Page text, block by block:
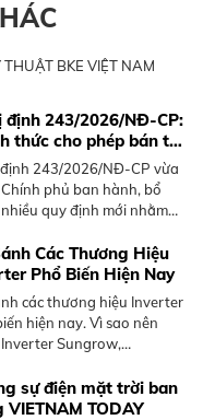
BKE VIỆT NAM
định 243/2026/NĐ-CP:
thức cho phép bán tối
điện mặt trời mái
thừa
243/2026/NĐ-CP vừa
phủ ban hành, bổ
quy định mới nhằm
nổi bật là cơ chế bán
lên lưới.
Các Thương Hiệu
Phổ Biến Hiện Nay
các thương hiệu Inverter
hiện nay. Vì sao nên
Sungrow,
Solar.
sự điện mặt trời ban
VIETNAM TODAY